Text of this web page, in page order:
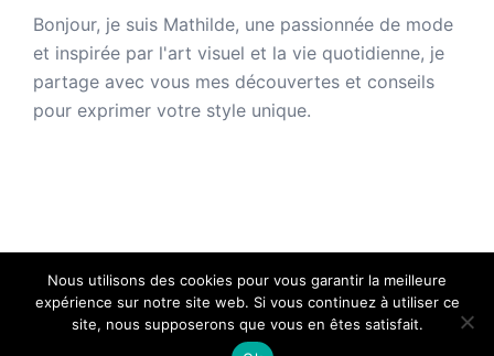
Bonjour, je suis Mathilde, une passionnée de mode
et inspirée par l'art visuel et la vie quotidienne, je
partage avec vous mes découvertes et conseils
pour exprimer votre style unique.
Atelier Actif Urbain - Copyright 2026 - Tous droits
Nous utilisons des cookies pour vous garantir la meilleure
expérience sur notre site web. Si vous continuez à utiliser ce
site, nous supposerons que vous en êtes satisfait.